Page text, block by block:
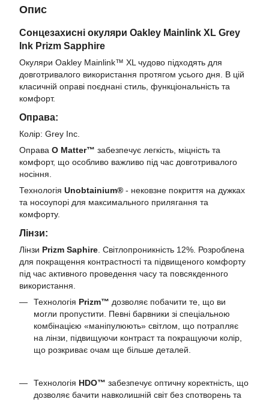
Опис
Сонцезахисні oкуляри Oakley Mainlink XL Grey
Ink Prizm Sapphire
Окуляри Oakley Mainlink™ XL чудово підходять для
довготривалого використання протягом усього дня. В цій
класичній оправі поєднані стиль, функціональність та
комфорт.
Оправа:
Колір: Grey Inc.
Оправа O Matter™ забезпечує легкість, міцність та
комфорт, що особливо важливо під час довготривалого
носіння.
Технологія Unobtainium® - нековзне покриття на дужках
та носоупорі для максимального прилягання та
комфорту.
Лінзи:
Лінзи Prizm Saphire . Світлопроникність 12%. Розроблена
для покращення контрастності та підвищеного комфорту
під час активного проведення часу та повсякденного
використання.
Технологія Prizm™ дозволяє побачити те, що ви
могли пропустити. Певні барвники зі спеціальною
комбінацією «маніпулюють» світлом, що потрапляє
на лінзи, підвищуючи контраст та покращуючи колір,
що розкриває очам ще більше деталей.
Технологія HDO™ забезпечує оптичну коректність, що
дозволяє бачити навколишній світ без спотворень та